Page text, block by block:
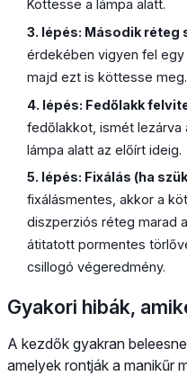
Köttesse a lámpa alatt.
3. lépés: Második réteg
érdekében vigyen fel
majd ezt is köttesse meg.
4. lépés: Fedőlakk
fedőlakkot, ismét
lámpa alatt az előírt ideig.
5. lépés: Fixálás (ha
fixálásmentes, akkor a
diszperziós réteg marad
átitatott pormentes
csillogó végeredmény.
Gyakori hibák,
A kezdők gyakran
amelyek rontják a manikűr